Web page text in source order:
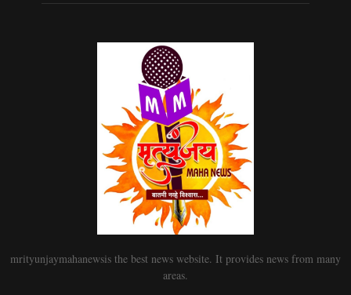
mrityunjaymahanewsis the best news website. It provides news from many
areas.